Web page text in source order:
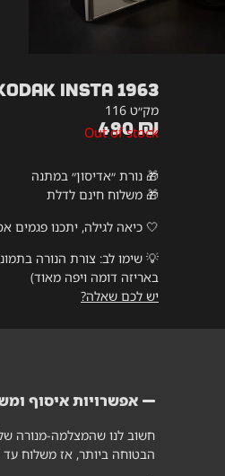
Insta 1963
מק״ט 116
490₪
Out of stock
🎁 נורת ״אדיסון״ במתנה
🎁 משלוח חינם לדלת
🤍 כיאה לגילה, יתכנו פגמים
💡 שימו לב: צורת הנורה
באריזה דומה ויפה מאוד)
יש לכם שאלה?
אפשרויות איסוף
חשוב לנו שהמצלמה-מנורה
הבטוחה ביותר, אז משלוח עד